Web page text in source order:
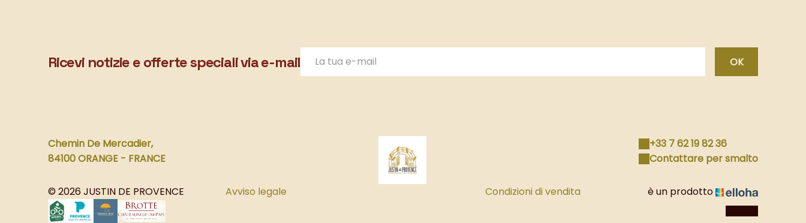
Ricevi notizie e offerte speciali via e-mail OK
Chemin De Mercadier,
84100 ORANGE - FRANCE
+33 7 62 19 82 36
Contattare per smalto
© 2026 JUSTIN DE PROVENCE Avviso legale Condizioni di vendita è un prodotto